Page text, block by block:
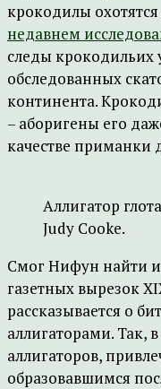
крокодилы
недавнем
следы крокодильих
обследованных
континента.
– аборигены его
качестве приманки
Аллигатор
Judy Cooke.
Смог Нифун найти
газетных вырезок
рассказывается о
аллигаторами. Так,
аллигаторов,
образовавшимся